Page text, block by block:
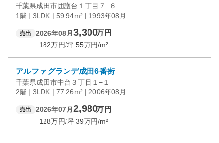
千葉県成田市囲護台１丁目７−６
1階 | 3LDK | 59.94m² | 1993年08月
売出 2026年08月 3,300万円
182万円/坪 55万円/m²
アルファグランデ成田6番街
千葉県成田市中台３丁目１−１
2階 | 3LDK | 77.26m² | 2006年08月
売出 2026年07月 2,980万円
128万円/坪 39万円/m²